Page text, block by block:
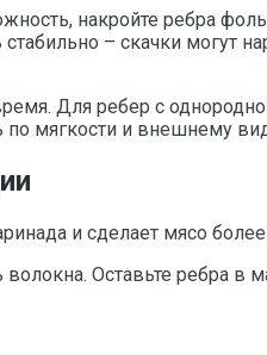
накройте ребра
– скачки могут
Для ребер с
по мягкости и внешнему
и сделает мясо
Оставьте ребра в